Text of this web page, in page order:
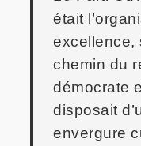
était
excellence,
chemin du
démocrate
disposait
envergure